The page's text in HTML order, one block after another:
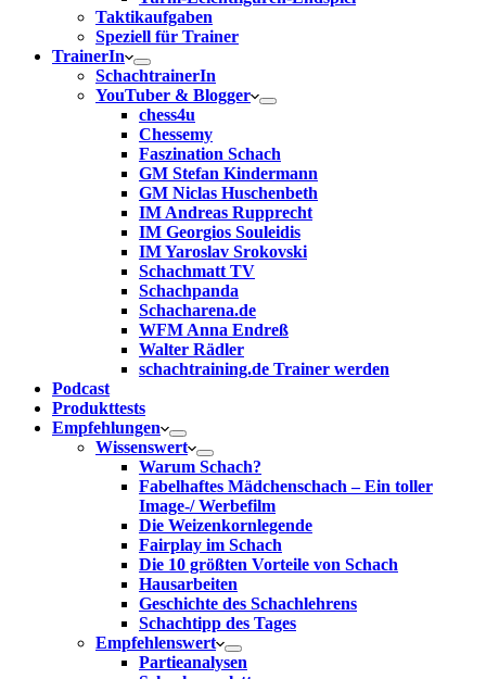
Taktikaufgaben
Speziell für Trainer
TrainerIn
SchachtrainerIn
YouTuber & Blogger
chess4u
Chessemy
Faszination Schach
GM Stefan Kindermann
GM Niclas Huschenbeth
IM Andreas Rupprecht
IM Georgios Souleidis
IM Yaroslav Srokovski
Schachmatt TV
Schachpanda
Schacharena.de
WFM Anna Endreß
Walter Rädler
schachtraining.de Trainer werden
Podcast
Produkttests
Empfehlungen
Wissenswert
Warum Schach?
Fabelhaftes Mädchenschach – Ein toller
Image-/ Werbefilm
Die Weizenkornlegende
Fairplay im Schach
Die 10 größten Vorteile von Schach‎
Hausarbeiten
Geschichte des Schachlehrens
Schachtipp des Tages
Empfehlenswert
Partieanalysen